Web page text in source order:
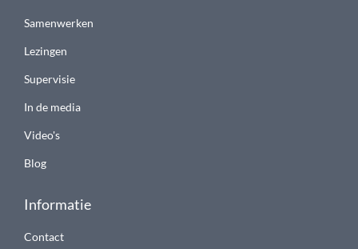
Samenwerken
Lezingen
Supervisie
In de media
Video's
Blog
Informatie
Contact